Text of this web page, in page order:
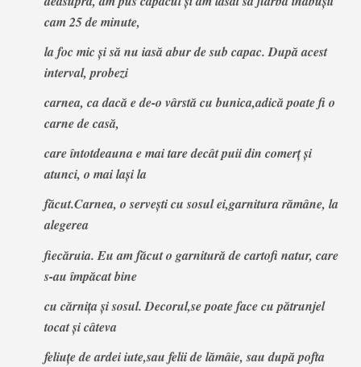
cam 25 de minute,
la foc mic şi să nu iasă abur de sub capac. După acest
interval, probezi
carnea, ca dacă e de-o vârstă cu bunica,adică poate fi o
carne de casă,
care întotdeauna e mai tare decât puii din comerţ şi
atunci, o mai laşi la
făcut.Carnea, o serveşti cu sosul ei,garnitura rămâne, la
alegerea
fiecăruia. Eu am făcut o garnitură de cartofi natur, care
s-au împăcat bine
cu cărniţa şi sosul. Decorul,se poate face cu pătrunjel
tocat şi câteva
feliuţe de ardei iute,sau felii de lămâie, sau după pofta